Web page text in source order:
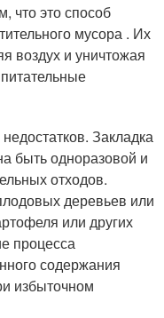
что это способ
мусора . Их
воздух и уничтожая
Закладка
быть одноразовой и
отходов.
деревьев или
или других
процесса
содержания
избыточном